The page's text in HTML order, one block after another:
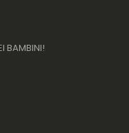
BAMBINI!